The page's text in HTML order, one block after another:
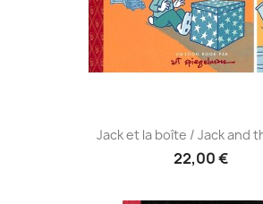
Jack et la boîte / Jack and
22,00 €